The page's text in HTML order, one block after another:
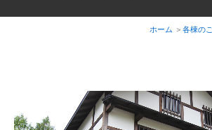
ホーム 各棟の